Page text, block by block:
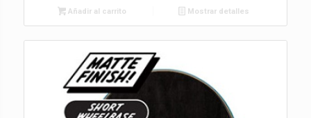
Añadir al carrito Mostrar detalles